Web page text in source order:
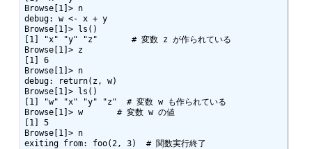
Browse[1]> n
debug: w <- x + y
Browse[1]> ls()
[1] "x" "y" "z"       # 変数 z が作られている
Browse[1]> z
[1] 6
Browse[1]> n
debug: return(z, w)
Browse[1]> ls()
[1] "w" "x" "y" "z"  # 変数 w も作られている
Browse[1]> w       # 変数 w の値
[1] 5
Browse[1]> n
exiting from: foo(2, 3)  # 関数実行終了